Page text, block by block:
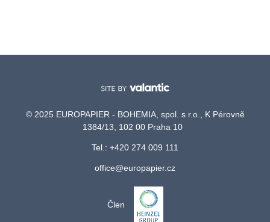
© 2025 EUROPAPIER - BOHEMIA, spol. s r.o., K Pérovně
1384/13, 102 00 Praha 10
Tel.: +420 274 009 111
office@europapier.cz
Člen